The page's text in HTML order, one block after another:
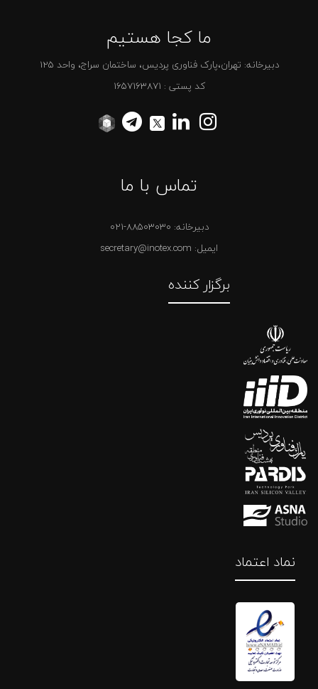
ما کجا هستیم
دبیرخانه: تهران،پارک فناوری پردیس، ساختمان سراج، واحد 125
کد پستی : 1657163871
تماس با ما
دبیرخانه: 021-88503030
ایمیل: secretary@inotex.com
برگزار کننده
نماد اعتماد